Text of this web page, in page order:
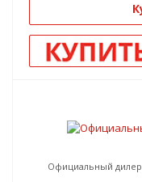
Официальный дилер